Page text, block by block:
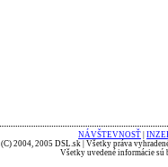
NÁVŠTEVNOSŤ
(C) 2004, 2005 DSL.sk | Všetky práva
Všetky uvedené informácie sú